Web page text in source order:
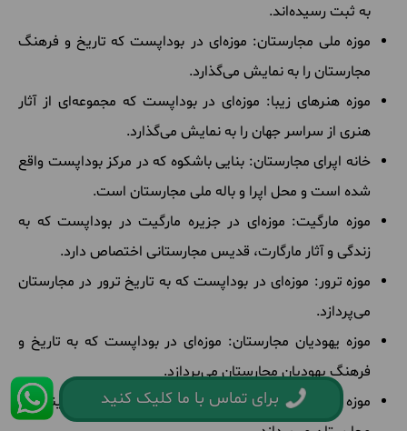
به ثبت رسیده‌اند.
موزه ملی مجارستان: موزه‌ای در بوداپست که تاریخ و فرهنگ
مجارستان را به نمایش می‌گذارد.
موزه هنرهای زیبا: موزه‌ای در بوداپست که مجموعه‌ای از آثار
هنری از سراسر جهان را به نمایش می‌گذارد.
خانه اپرای مجارستان: بنایی باشکوه که در مرکز بوداپست واقع
شده است و محل اپرا و باله ملی مجارستان است.
موزه مارگیت: موزه‌ای در جزیره مارگیت در بوداپست که به
زندگی و آثار مارگارت، قدیس مجارستانی اختصاص دارد.
موزه ترور: موزه‌ای در بوداپست که به تاریخ ترور در مجارستان
می‌پردازد.
موزه یهودیان مجارستان: موزه‌ای در بوداپست که به تاریخ و
فرهنگ یهودیان مجارستان می‌پردازد.
موزه سینما: موزه‌ای در بوداپست که به تاریخ سینما در
برای تماس با ما کلیک کنید